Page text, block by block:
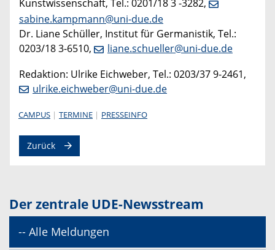
Kunstwissenschaft, Tel.: 0201/18 3 -3282,
sabine.kampmann@uni-due.de
Dr. Liane Schüller, Institut für Germanistik, Tel.:
0203/18 3-6510,
liane.schueller@uni-due.de
Redaktion: Ulrike Eichweber, Tel.: 0203/37 9-2461,
ulrike.eichweber@uni-due.de
CAMPUS TERMINE PRESSEINFO
Zurück
Der zentrale UDE-Newsstream
-- Alle Meldungen